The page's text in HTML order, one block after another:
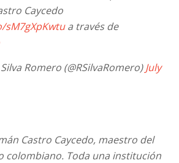
Caycedo
a través de
Romero (@RSilvaRomero)July
Castro Caycedo, maestro del
colombiano. Toda una institución